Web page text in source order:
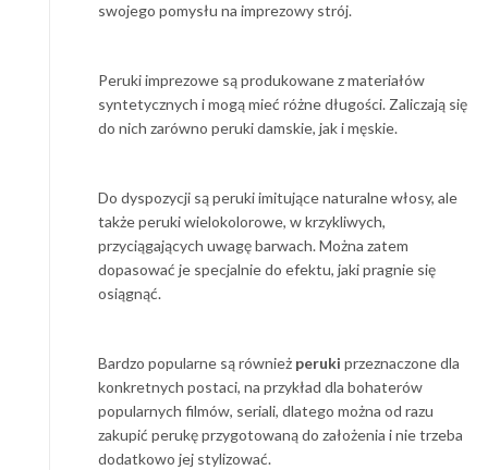
swojego pomysłu na imprezowy strój.
Peruki imprezowe są produkowane z materiałów
syntetycznych i mogą mieć różne długości. Zaliczają się
do nich zarówno peruki damskie, jak i męskie.
Do dyspozycji są peruki imitujące naturalne włosy, ale
także peruki wielokolorowe, w krzykliwych,
przyciągających uwagę barwach. Można zatem
dopasować je specjalnie do efektu, jaki pragnie się
osiągnąć.
Bardzo popularne są również peruki przeznaczone dla
konkretnych postaci, na przykład dla bohaterów
popularnych filmów, seriali, dlatego można od razu
zakupić perukę przygotowaną do założenia i nie trzeba
dodatkowo jej stylizować.